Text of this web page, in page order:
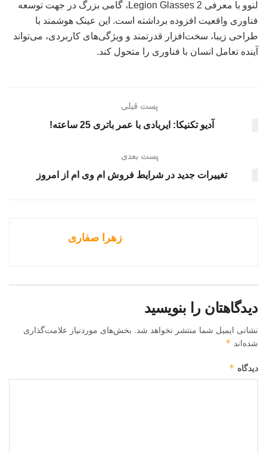
لنوو با معرفی Legion Glasses 2، گامی بزرگ در جهت توسعه
فناوری واقعیت افزوده برداشته است. این عینک هوشمند با
طراحی زیبا، سخت‌افزار قدرتمند و ویژگی‌های کاربردی، می‌تواند
آینده تعامل انسان با فناوری را متحول کند.
پست قبلی
آدیو تکنیکا: ایربادی با عمر باتری 25 ساعته!
پست بعدی
تغییرات جدید در شرایط فروش ام وی ام از امروز
زهرا صفاری
دیدگاهتان را بنویسید
نشانی ایمیل شما منتشر نخواهد شد.
بخش‌های موردنیاز علامت‌گذاری
شده‌اند *
دیدگاه *